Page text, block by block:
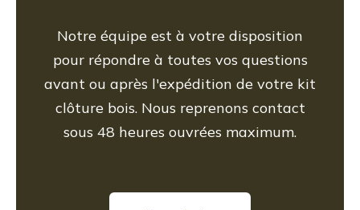
Notre équipe est à votre disposition
pour répondre à toutes vos questions
avant ou après l'expédition de votre kit
clôture bois. Nous reprenons contact
sous 48 heures ouvrées maximum.